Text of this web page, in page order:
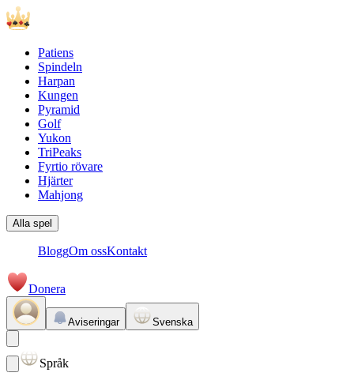
Patiens
Spindeln
Harpan
Kungen
Pyramid
Golf
Yukon
TriPeaks
Fyrtio rövare
Hjärter
Mahjong
Alla spel
BloggOm ossKontakt
Donera
Aviseringar Svenska
Språk